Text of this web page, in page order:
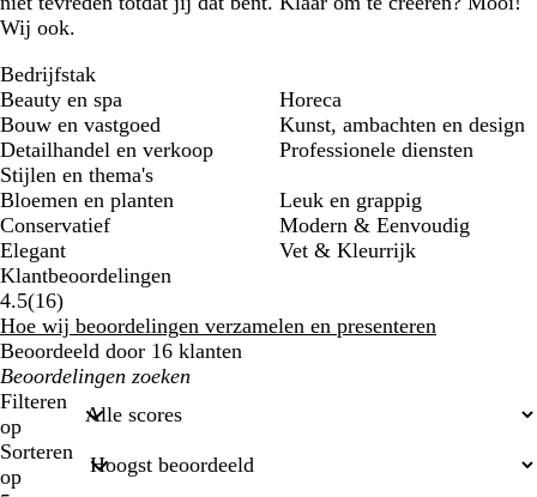
Wij ook.
Bedrijfstak
Beauty en spa
Bouw en vastgoed
Detailhandel en verkoop
Horeca
Kunst, ambachten en design
Professionele diensten
Stijlen en thema's
Bloemen en planten
Conservatief
Elegant
Leuk en grappig
Modern & Eenvoudig
Vet & Kleurrijk
Klantbeoordelingen
4.5(1616
klantbeoordelingen
)
Hoe wij beoordelingen verzamelen en presenteren
Beoordeeld door 16 klanten
Mijn
zoekopdrachten
Filteren
op
Sorteren
op